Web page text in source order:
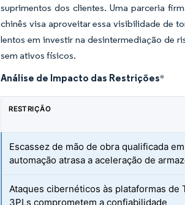
suprimentos dos clientes. Uma parceria
chinês visa aproveitar essa visibilidade de
lentos em investir na desintermediação de
sem ativos físicos.
Análise de Impacto das Restrições*
RESTRIÇÃO
Escassez de mão de obra qualificada em
automação atrasa a aceleração de
Ataques cibernéticos às plataformas de
3PLs comprometem a confiabilidade